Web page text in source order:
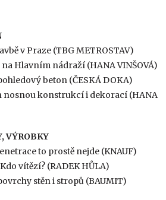
v Praze (TBG METROSTAV)
Hlavním nádraží (HANA VINŠOVÁ)
beton (ČESKÁ DOKA)
nosnou konstrukcí i dekorací (HANA
VÝROBKY
to prostě nejde (KNAUF)
vítězí? (RADEK HŮLA)
stěn i stropů (BAUMIT)